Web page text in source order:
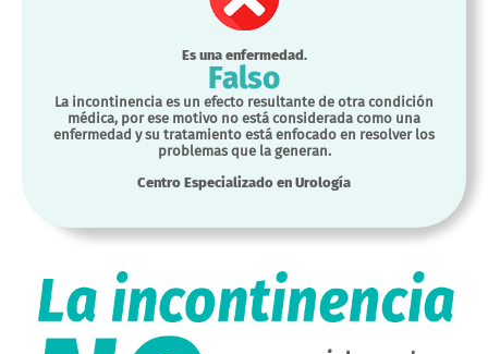
Es una enfermedad.
Falso
La incontinencia es un efecto resultante de otra condición
médica, por ese motivo no está considerada como una
enfermedad y su tratamiento está enfocado en resolver los
problemas que la generan.
Centro Especializado en Urología